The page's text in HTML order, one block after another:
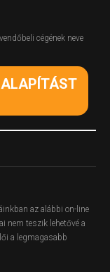
cégének neve
az alábbi on-line
nem teszik lehetővé a
a legmagasabb